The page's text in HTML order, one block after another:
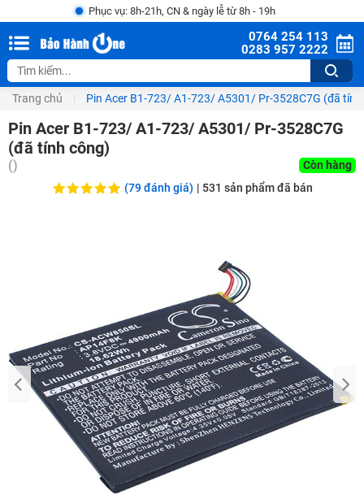
Phục vụ: 8h-21h, CN & ngày lễ từ 8h - 19h
0764 254 113
0283 957 2222
Trang chủ Pin Acer B1-723/ A1-723/ A5301/ Pr-3528C7G (đã
Pin Acer B1-723/ A1-723/ A5301/ Pr-3528C7G
(đã tính công)
()
Còn hàng
(79 đánh giá) | 531 sản phẩm đã bán